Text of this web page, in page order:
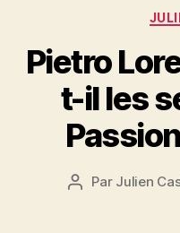
Pietro
t-il les
Auteur
Par Julien